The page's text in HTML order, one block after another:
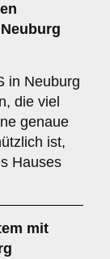
in Neuburg
die viel
genaue
ist,
Hauses
mit